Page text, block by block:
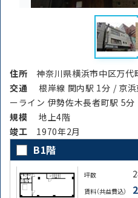
住所神奈川県横浜市中区
交通
根岸線 関内駅 1分 / 京
ーライン 伊勢佐木長者町駅 5分
規模
地上4階
竣⼯ 1970年2月
B1階
坪数
賃料（共益費込）